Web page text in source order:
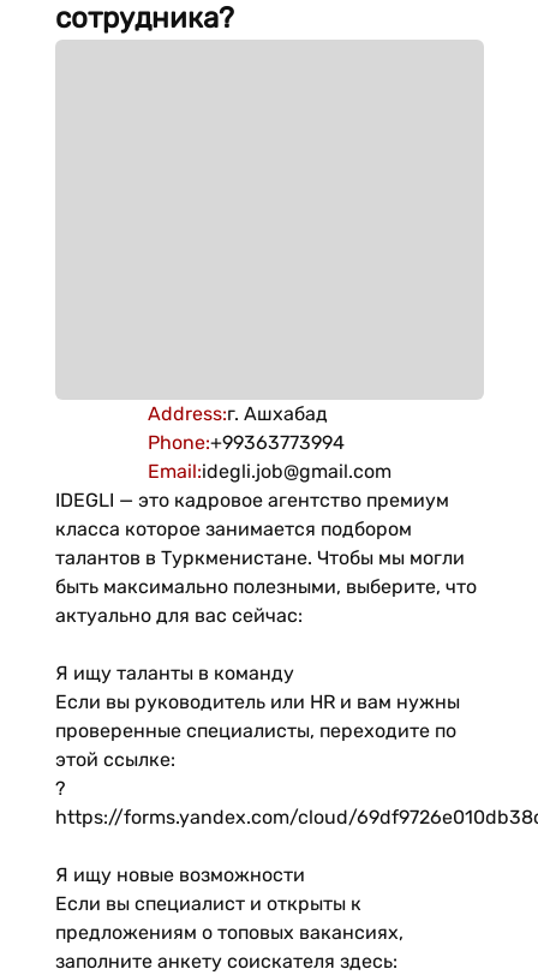
сотрудника?
Address:г. Ашхабад
Phone:+99363773994
Email:idegli.job@gmail.com
IDEGLI — это кадровое агентство премиум
класса которое занимается подбором
талантов в Туркменистане. Чтобы мы могли
быть максимально полезными, выберите, что
актуально для вас сейчас:
Я ищу таланты в команду
Если вы руководитель или HR и вам нужны
проверенные специалисты, переходите по
этой ссылке:
?
https://forms.yandex.com/cloud/
Я ищу новые возможности
Если вы специалист и открыты к
предложениям о топовых вакансиях,
заполните анкету соискателя здесь: